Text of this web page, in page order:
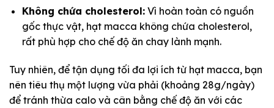
Không chứa cholesterol:Vì hoàn toàn có nguồn
gốc thực vật, hạt macca không chứa cholesterol,
rất phù hợp cho chế độ ăn chay lành mạnh.
Tuy nhiên, để tận dụng tối đa lợi ích từ hạt macca, bạn
nên tiêu thụ một lượng vừa phải (khoảng 28g/ngày)
để tránh thừa calo và cân bằng chế độ ăn với các